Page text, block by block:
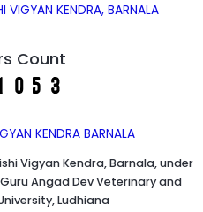
KENDRA, BARNALA
Count
KENDRA BARNALA
Vigyan Kendra, Barnala, under
Angad Dev Veterinary and
Ludhiana